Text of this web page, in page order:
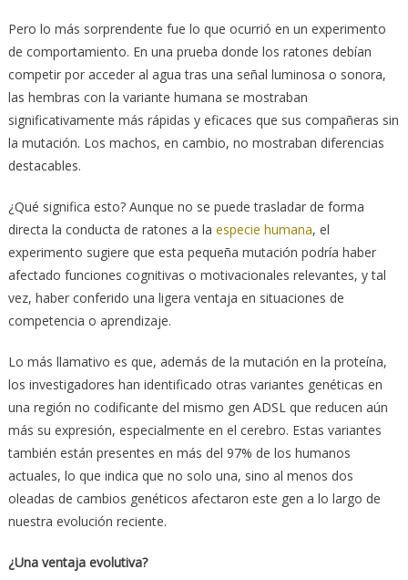
Pero lo más sorprendente fue lo que ocurrió en un experimento
de comportamiento. En una prueba donde los ratones debían
competir por acceder al agua tras una señal luminosa o sonora,
las hembras con la variante humana se mostraban
significativamente más rápidas y eficaces que sus compañeras sin
la mutación. Los machos, en cambio, no mostraban diferencias
destacables.
¿Qué significa esto? Aunque no se puede trasladar de forma
directa la conducta de ratones a la especie humana, el
experimento sugiere que esta pequeña mutación podría haber
afectado funciones cognitivas o motivacionales relevantes, y tal
vez, haber conferido una ligera ventaja en situaciones de
competencia o aprendizaje.
Lo más llamativo es que, además de la mutación en la proteína,
los investigadores han identificado otras variantes genéticas en
una región no codificante del mismo gen ADSL que reducen aún
más su expresión, especialmente en el cerebro. Estas variantes
también están presentes en más del 97% de los humanos
actuales, lo que indica que no solo una, sino al menos dos
oleadas de cambios genéticos afectaron este gen a lo largo de
nuestra evolución reciente.
¿Una ventaja evolutiva?